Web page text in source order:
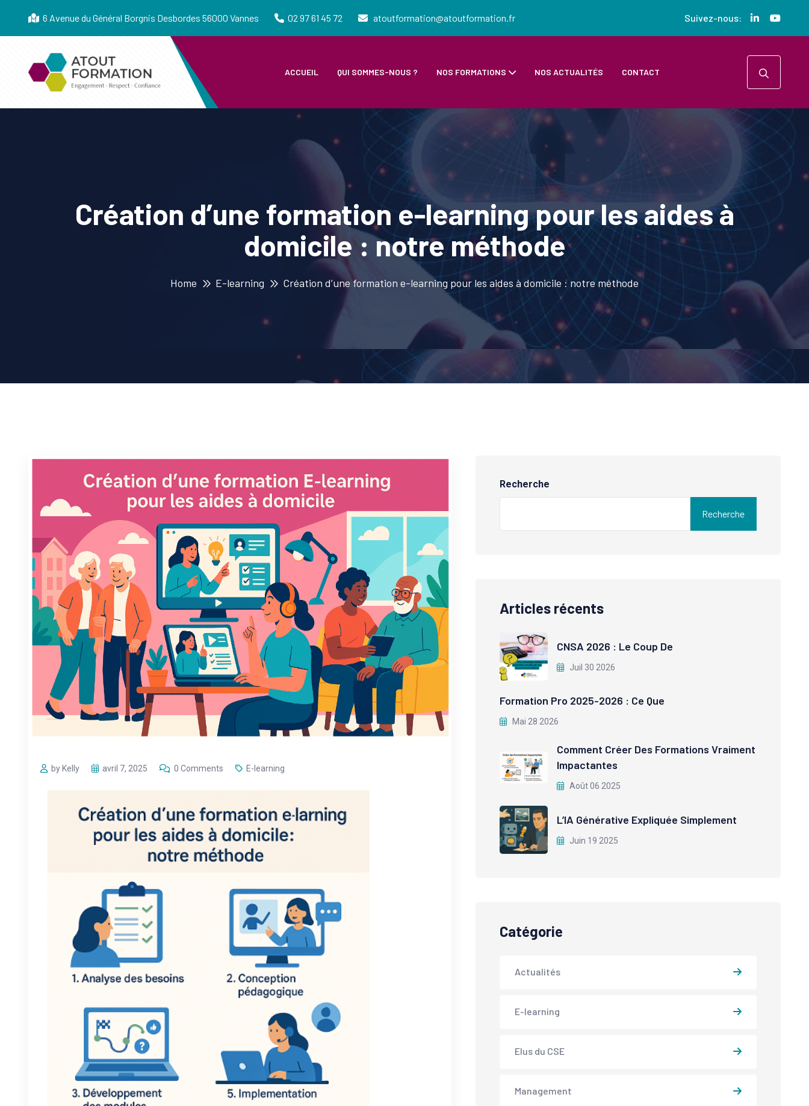
6 Avenue du Général Borgnis Desbordes 56000 Vannes 02 97 61 45 72 atoutformation@atoutformation.fr Suivez-nous:
ACCUEIL QUI SOMMES-NOUS ? NOS FORMATIONS NOS ACTUALITÉS CONTACT
Création d’une formation e-learning pour les aides à
domicile : notre méthode
Home E-learning Création d’une formation e-learning pour les aides à domicile : notre méthode
by Kelly avril 7, 2025 0 Comments E-learning
Recherche
Recherche
Articles récents
CNSA 2026 : Le Coup De
Juil 30 2026
Formation Pro 2025-2026 : Ce Que
Mai 28 2026
Comment Créer Des Formations Vraiment
Impactantes
Août 06 2025
L’IA Générative Expliquée Simplement
Juin 19 2025
Catégorie
Actualités
E-learning
Elus du CSE
Management